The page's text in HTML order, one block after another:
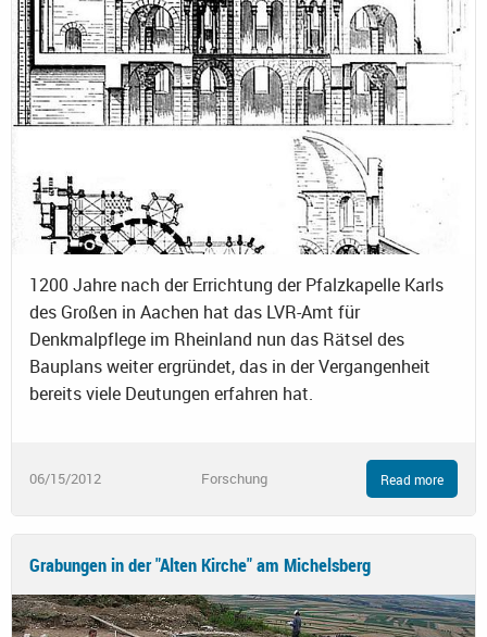
1200 Jahre nach der Errichtung der Pfalzkapelle Karls
des Großen in Aachen hat das LVR-Amt für
Denkmalpflege im Rheinland nun das Rätsel des
Bauplans weiter ergründet, das in der Vergangenheit
bereits viele Deutungen erfahren hat.
06/15/2012 Forschung Read more
Grabungen in der "Alten Kirche" am Michelsberg